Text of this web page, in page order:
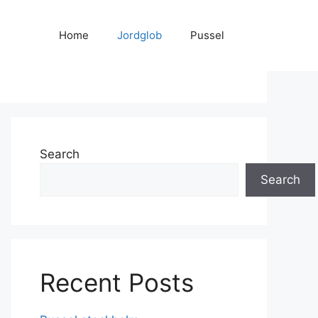
Home Jordglob Pussel
Search
Search
Recent Posts